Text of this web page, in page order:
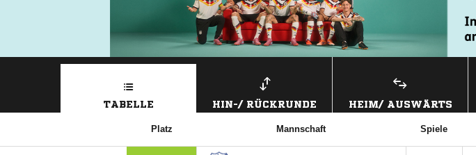
TABELLE HIN-/ RÜCKRUNDE HEIM/ AUSWÄRTS
Platz Mannschaft Spiele